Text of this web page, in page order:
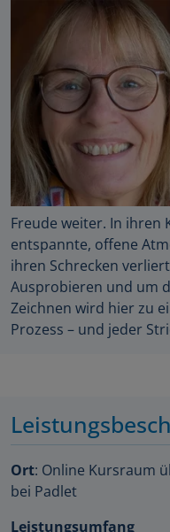
Freude weiter. In ihren
entspannte, offene
ihren Schrecken
Ausprobieren und um
Zeichnen wird hier zu
Prozess – und jeder
Ort: Online Kursraum
bei Padlet
Leistungsumfang